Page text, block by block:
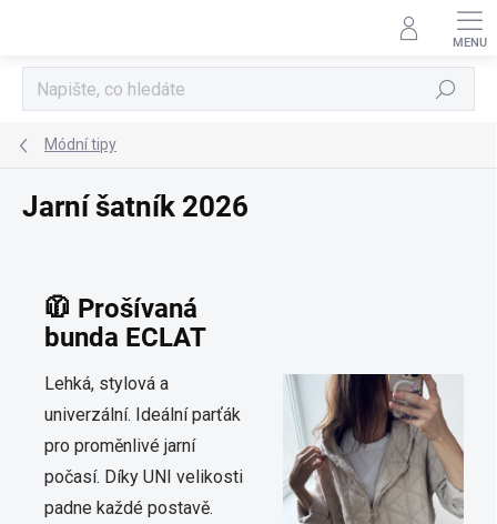
Hledat
Módní tipy
Jarní šatník 2026
🧥 Prošívaná
bunda ECLAT
Lehká, stylová a
univerzální. Ideální parťák
pro proměnlivé jarní
počasí. Díky UNI velikosti
padne každé postavě.